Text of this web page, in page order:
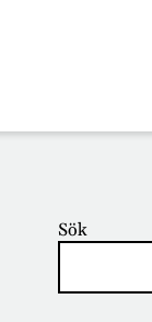
Sök